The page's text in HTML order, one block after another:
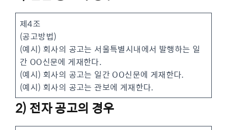
제4조
(공고방법)
(예시) 회사의 공고는 서울특별시내에서 발행하는 일
간 OO신문에 게재한다.
(예시) 회사의 공고는 일간 OO신문에 게재한다.
(예시) 회사의 공고는 관보에 게재한다.
2) 전자 공고의 경우